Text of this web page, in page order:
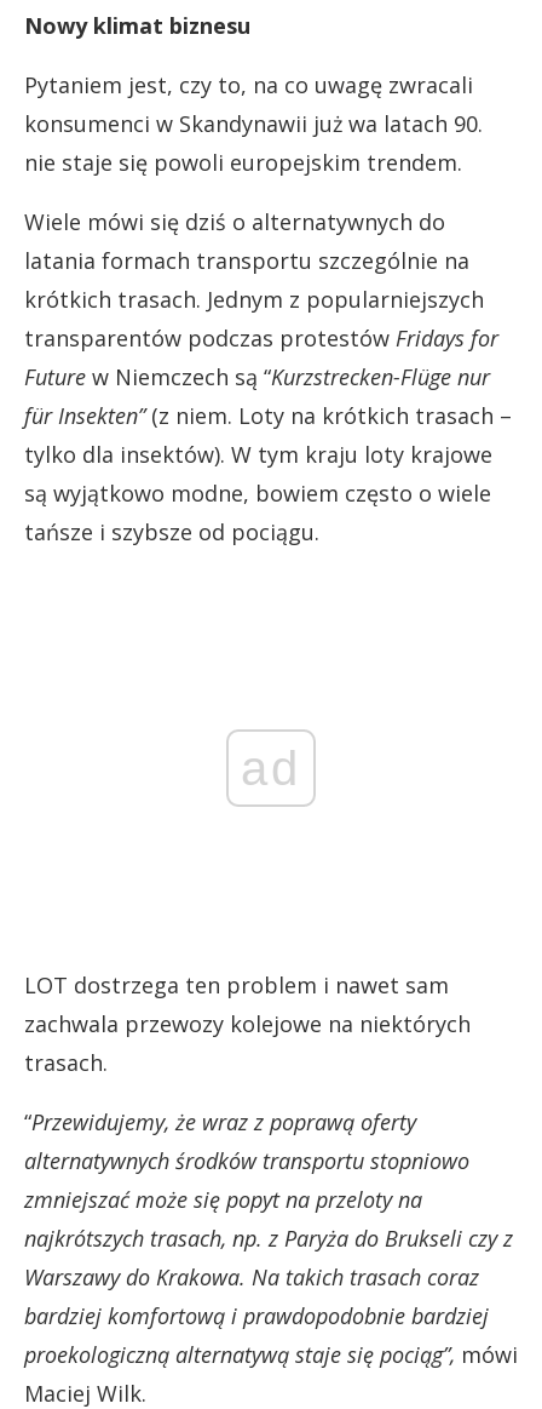
Nowy klimat biznesu
Pytaniem jest, czy to, na co uwagę zwracali
konsumenci w Skandynawii już wa latach 90.
nie staje się powoli europejskim trendem.
Wiele mówi się dziś o alternatywnych do
latania formach transportu szczególnie na
krótkich trasach. Jednym z popularniejszych
transparentów podczas protestów Fridays for
Future w Niemczech są “Kurzstrecken-Flüge nur
für Insekten”(z niem. Loty na krótkich trasach –
tylko dla insektów). W tym kraju loty krajowe
są wyjątkowo modne, bowiem często o wiele
tańsze i szybsze od pociągu.
ad
LOT dostrzega ten problem i nawet sam
zachwala przewozy kolejowe na niektórych
trasach.
“Przewidujemy, że wraz z poprawą oferty
alternatywnych środków transportu stopniowo
zmniejszać może się popyt na przeloty na
najkrótszych trasach, np. z Paryża do Brukseli czy z
Warszawy do Krakowa. Na takich trasach coraz
bardziej komfortową i prawdopodobnie bardziej
proekologiczną alternatywą staje się pociąg”, mówi
Maciej Wilk.